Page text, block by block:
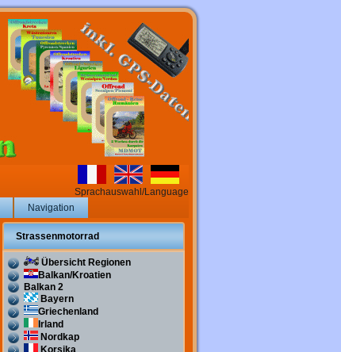
Sprachauswahl/Language
Navigation
Strassenmotorrad
Übersicht Regionen
Balkan/Kroatien
Balkan 2
Bayern
Griechenland
Irland
Nordkap
Korsika